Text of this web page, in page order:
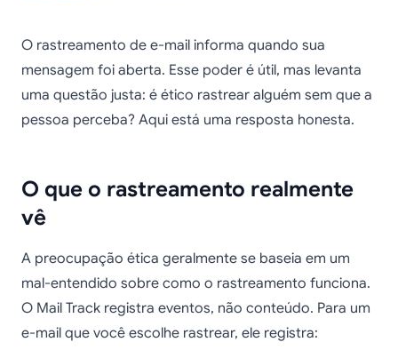
O rastreamento de e-mail informa quando sua
mensagem foi aberta. Esse poder é útil, mas levanta
uma questão justa: é ético rastrear alguém sem que a
pessoa perceba? Aqui está uma resposta honesta.
O que o rastreamento realmente
vê
A preocupação ética geralmente se baseia em um
mal-entendido sobre como o rastreamento funciona.
O Mail Track registra eventos, não conteúdo. Para um
e-mail que você escolhe rastrear, ele registra: